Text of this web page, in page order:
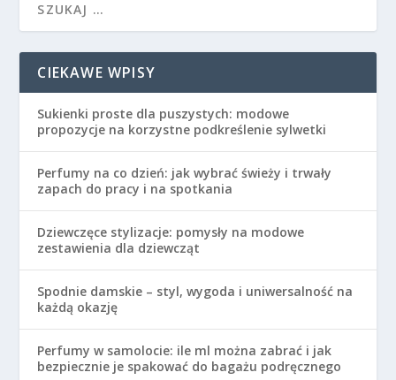
CIEKAWE WPISY
Sukienki proste dla puszystych: modowe
propozycje na korzystne podkreślenie sylwetki
Perfumy na co dzień: jak wybrać świeży i trwały
zapach do pracy i na spotkania
Dziewczęce stylizacje: pomysły na modowe
zestawienia dla dziewcząt
Spodnie damskie – styl, wygoda i uniwersalność na
każdą okazję
Perfumy w samolocie: ile ml można zabrać i jak
bezpiecznie je spakować do bagażu podręcznego